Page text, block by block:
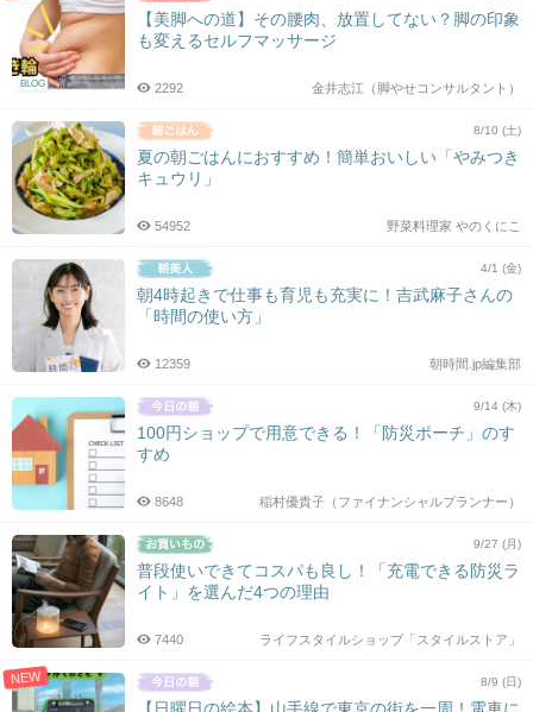
BLOG
【美脚への道】その腰肉、放置してない？脚の印象
も変えるセルフマッサージ
金井志江（脚やせコンサルタント）
2292
8/10 (土)
夏の朝ごはんにおすすめ！簡単おいしい「やみつき
キュウリ」
野菜料理家 やのくにこ
54952
4/1 (金)
朝4時起きで仕事も育児も充実に！吉武麻子さんの
「時間の使い方」
朝時間.jp編集部
12359
9/14 (木)
100円ショップで用意できる！「防災ポーチ」のす
すめ
稲村優貴子（ファイナンシャルプランナー）
8648
9/27 (月)
普段使いできてコスパも良し！「充電できる防災ラ
イト」を選んだ4つの理由
ライフスタイルショップ「スタイルストア」
7440
NEW 8/9 (日)
【日曜日の絵本】山手線で東京の街を一周！電車に